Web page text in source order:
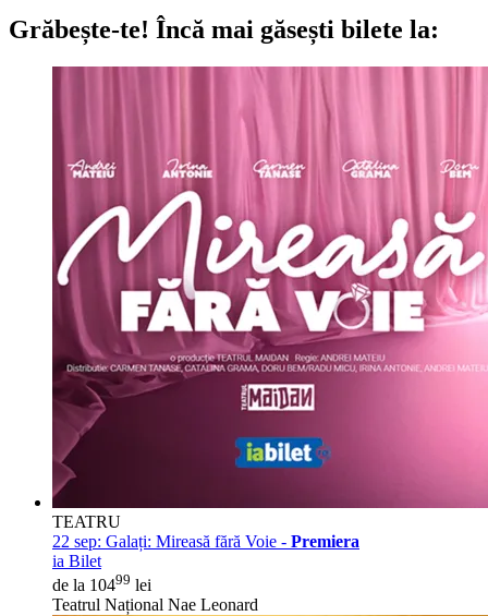
Grăbește-te! Încă mai găsești bilete la:
TEATRU
22 sep: Galați: Mireasă fără Voie - Premiera
ia Bilet
de la 10499 lei
Teatrul Național Nae Leonard